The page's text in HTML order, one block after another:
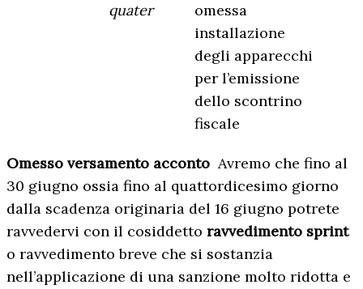
quater
omessa
installazione
degli apparecchi
per l’emissione
dello scontrino
fiscale
Omesso versamento acconto Avremo che fino al
30 giugno ossia fino al quattordicesimo giorno
dalla scadenza originaria del 16 giugno potrete
ravvedervi con il cosiddetto ravvedimento sprint
o ravvedimento breve che si sostanzia
nell’applicazione di una sanzione molto ridotta e